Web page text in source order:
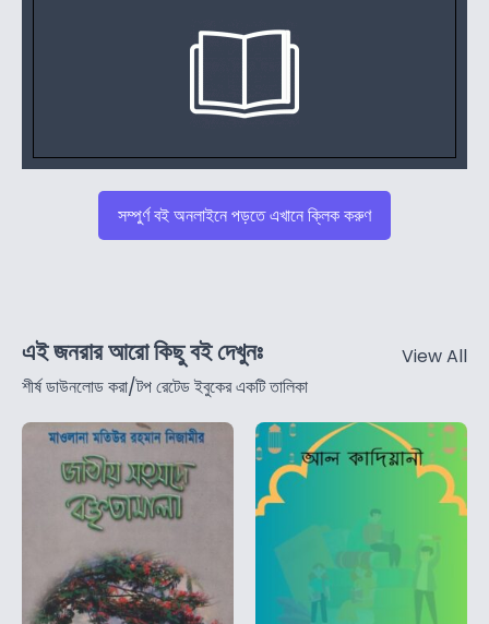
সম্পুর্ণ বই অনলাইনে পড়তে এখানে ক্লিক করুণ
এই জনরার আরো কিছু বই দেখুনঃ
শীর্ষ ডাউনলোড করা/টপ রেটেড ইবুকের একটি তালিকা
View All